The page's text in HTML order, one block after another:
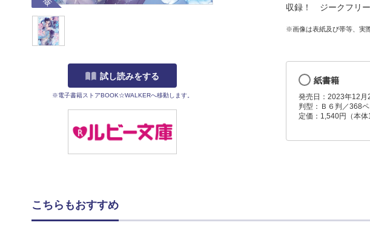
試し読みをする
※電子書籍ストアBOOK☆WALKERへ移動します。
収録！ ジークフリ
※画像は表紙及び帯等、実
紙書籍
発売日：2023年12月
判型：Ｂ６判／368
定価：1,540円（本体
こちらもおすすめ